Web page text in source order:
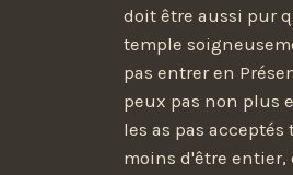
doit être aussi pur
temple
pas entrer en
peux pas non plus
les as pas
moins d'être